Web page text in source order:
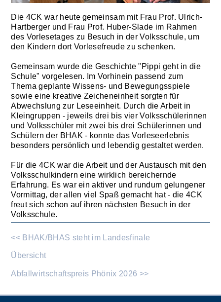
Die 4CK war heute gemeinsam mit Frau Prof. Ulrich-
Hartberger und Frau Prof. Huber-Slade im Rahmen
des Vorlesetages zu Besuch in der Volksschule, um
den Kindern dort Vorlesefreude zu schenken.
Gemeinsam wurde die Geschichte "Pippi geht in die
Schule" vorgelesen. Im Vorhinein passend zum
Thema geplante Wissens- und Bewegungsspiele
sowie eine kreative Zeicheneinheit sorgten für
Abwechslung zur Leseeinheit. Durch die Arbeit in
Kleingruppen - jeweils drei bis vier Volksschülerinnen
und Volksschüler mit zwei bis drei Schülerinnen und
Schülern der BHAK - konnte das Vorleseerlebnis
besonders persönlich und lebendig gestaltet werden.
Für die 4CK war die Arbeit und der Austausch mit den
Volksschulkindern eine wirklich bereichernde
Erfahrung. Es war ein aktiver und rundum gelungener
Vormittag, der allen viel Spaß gemacht hat - die 4CK
freut sich schon auf ihren nächsten Besuch in der
Volksschule.
<< BHAK/BHAS steht im Landesfinale
Übersicht
Abfallwirtschaftspreis Phönix 2026 >>